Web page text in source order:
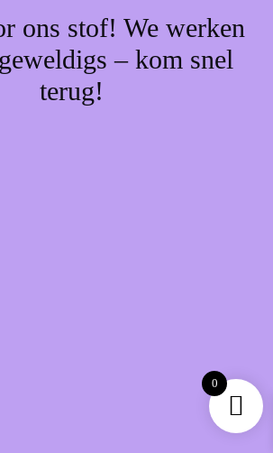
ons stof! We werken
– kom snel
terug!
0